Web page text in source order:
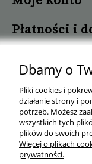
Płatności i
Pomoc
O nas
Dbamy o
Pliki cookies i
działanie strony i
potrzeb. Możesz
wszystkich tych
plików do swoich
Więcej o plikach
prywatności.